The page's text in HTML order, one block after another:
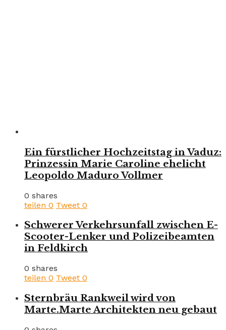
Ein fürstlicher Hochzeitstag in Vaduz:
Prinzessin Marie Caroline ehelicht
Leopoldo Maduro Vollmer
0 shares
teilen 0 Tweet 0
Schwerer Verkehrsunfall zwischen E-
Scooter-Lenker und Polizeibeamten
in Feldkirch
0 shares
teilen 0 Tweet 0
Sternbräu Rankweil wird von
Marte.Marte Architekten neu gebaut